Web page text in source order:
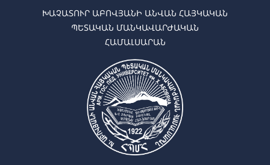
Ինֆորմատիկա
Մաթեմատիկա-ֆիզիկա
Մաթեմատիկա-ինֆորմատիկա
✔ Մագիստրատուրա
Տեխնոլոգիա և ձեռնարկչություն
Մաթեմատիկա
Ինֆորմատիկա
ԽԱՉԱՏՈՒՐ ԱԲՈՎՅԱՆԻ ԱՆՎԱՆ ՀԱՅԿԱԿԱՆ
ՊԵՏԱԿԱՆ ՄԱՆԿԱՎԱՐԺԱԿԱՆ
ՀԱՄԱԼՍԱՐԱՆ